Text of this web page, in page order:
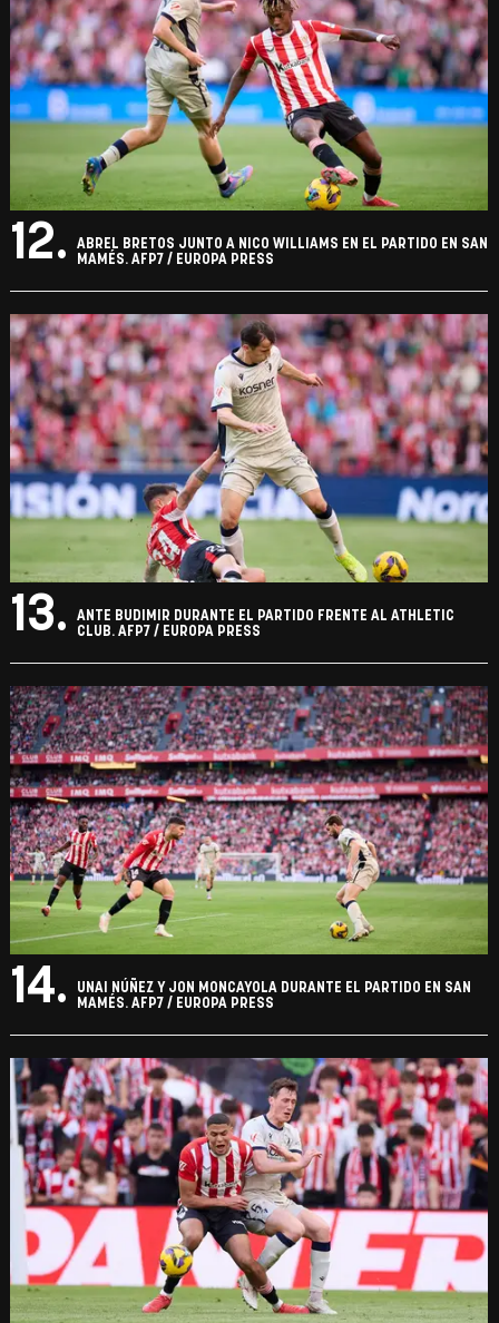
12.
ABREL BRETOS JUNTO A NICO WILLIAMS EN EL PARTIDO EN SAN
MAMÉS. AFP7 / EUROPA PRESS
13.
ANTE BUDIMIR DURANTE EL PARTIDO FRENTE AL ATHLETIC
CLUB. AFP7 / EUROPA PRESS
14.
UNAI NÚÑEZ Y JON MONCAYOLA DURANTE EL PARTIDO EN SAN
MAMÉS. AFP7 / EUROPA PRESS